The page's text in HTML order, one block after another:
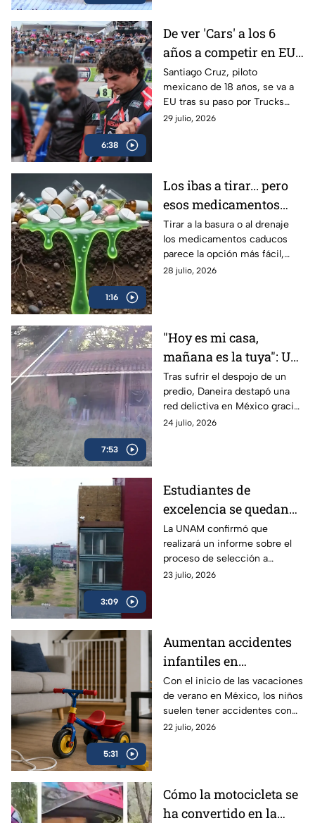
6:38
De ver 'Cars' a los 6
años a competir en EU:
Santiago Cruz, el piloto
de 18 años que va tras
la NASCAR
Santiago Cruz, piloto
mexicano de 18 años, se va a
EU tras su paso por Trucks
México Series para acercarse a
29 julio, 2026
1:16
Los ibas a tirar... pero
esos medicamentos
caducos pueden hacer
más daño del que
imaginas
Tirar a la basura o al drenaje
los medicamentos caducos
parece la opción más fácil,
pero hacerlo puede
28 julio, 2026
7:53
"Hoy es mi casa,
mañana es la tuya": Un
despojo destapó la red
delictiva
Tras sufrir el despojo de un
predio, Daneira destapó una
red delictiva en México gracias
a la unión de vecinos y pese al
24 julio, 2026
3:09
Estudiantes de
excelencia se quedan
sin un lugar para
cursar la universidad
La UNAM confirmó que
realizará un informe sobre el
proceso de selección a
licenciatura, a fin de aclarar el
23 julio, 2026
5:31
Aumentan accidentes
infantiles en
vacaciones: hasta 84
niños se lesionan cada
hora en México | VIDEO
Con el inicio de las vacaciones
de verano en México, los niños
suelen tener accidentes con
mucha más frecuencia, ¿qué
22 julio, 2026
Cómo la motocicleta se
ha convertido en la